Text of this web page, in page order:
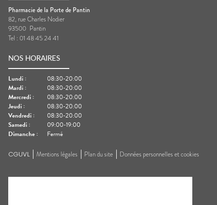
Pharmacie de la Porte de Pantin
82, rue Charles Nodier
93500 Pantin
Tel : 01 48 45 24 41
NOS HORAIRES
Lundi :
08:30-20:00
Mardi :
08:30-20:00
Mercredi :
08:30-20:00
Jeudi :
08:30-20:00
Vendredi :
08:30-20:00
Samedi :
09:00-19:00
Dimanche : Fermé
CGUVL Mentions légales Plan du site Données personnelles et cookies